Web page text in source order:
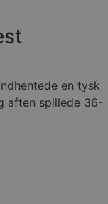
en tysk
aften spillede 36-